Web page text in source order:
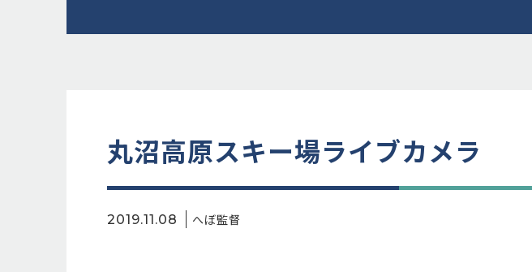
丸沼高原スキー場ライブカメラ
2019.11.08 へぼ監督